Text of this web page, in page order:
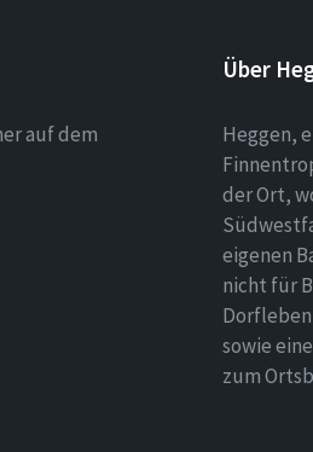
auf dem
Über
Heggen,
der Ort,
eigenen
nicht für
sowie
zum